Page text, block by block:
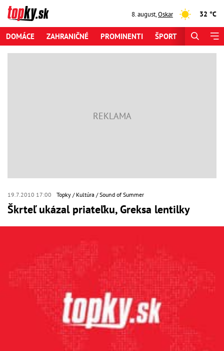
8. august,Oskar 32 °C
DOMÁCE ZAHRANIČNÉ PROMINENTI ŠPORT
19.7.2010 17:00 Topky Kultúra Sound of Summer
Škrteľ ukázal priateľku, Greksa lentilky